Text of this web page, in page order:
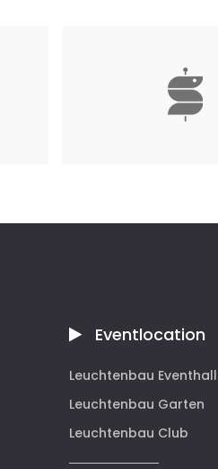
Eventlocation
Leuchtenbau
Leuchtenbau Garten
Leuchtenbau Club